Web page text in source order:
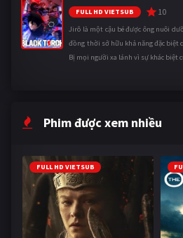
FULL HD VIETSUB 10
Jirô là một cậu bé được ông nuôi
đồng thời sở hữu khả năng đặc biệt
Bị mọi người xa lánh vì sự khác biệt
Phim được xem nhiều
FULL HD VIETSUB